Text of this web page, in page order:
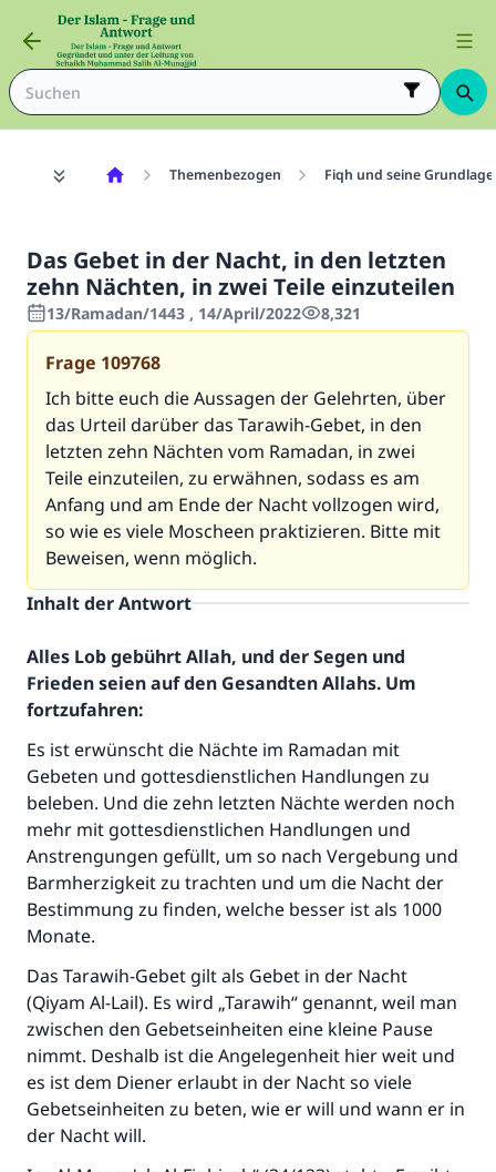
Themenbezogen Fiqh und seine
Das Gebet in der Nacht, in den letzten
zehn Nächten, in zwei Teile einzuteilen
13/Ramadan/1443 , 14/April/2022 8,321
Frage 109768
Ich bitte euch die Aussagen der Gelehrten, über
das Urteil darüber das Tarawih-Gebet, in den
letzten zehn Nächten vom Ramadan, in zwei
Teile einzuteilen, zu erwähnen, sodass es am
Anfang und am Ende der Nacht vollzogen wird,
so wie es viele Moscheen praktizieren. Bitte mit
Beweisen, wenn möglich.
Inhalt der Antwort
Alles Lob gebührt Allah, und der Segen und
Frieden seien auf den Gesandten Allahs. Um
fortzufahren:
Es ist erwünscht die Nächte im Ramadan mit
Gebeten und gottesdienstlichen Handlungen zu
beleben. Und die zehn letzten Nächte werden noch
mehr mit gottesdienstlichen Handlungen und
Anstrengungen gefüllt, um so nach Vergebung und
Barmherzigkeit zu trachten und um die Nacht der
Bestimmung zu finden, welche besser ist als 1000
Monate.
Das Tarawih-Gebet gilt als Gebet in der Nacht
(Qiyam Al-Lail). Es wird „Tarawih“ genannt, weil man
zwischen den Gebetseinheiten eine kleine Pause
nimmt. Deshalb ist die Angelegenheit hier weit und
es ist dem Diener erlaubt in der Nacht so viele
Gebetseinheiten zu beten, wie er will und wann er in
der Nacht will.